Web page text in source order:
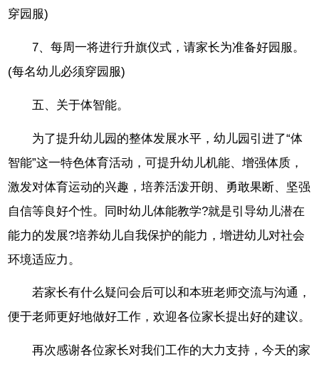
穿园服)
7、每周一将进行升旗仪式，请家长为准备好园服。
(每名幼儿必须穿园服)
五、关于体智能。
为了提升幼儿园的整体发展水平，幼儿园引进了“体
智能”这一特色体育活动，可提升幼儿机能、增强体质，
激发对体育运动的兴趣，培养活泼开朗、勇敢果断、坚强
自信等良好个性。同时幼儿体能教学?就是引导幼儿潜在
能力的发展?培养幼儿自我保护的能力，增进幼儿对社会
环境适应力。
若家长有什么疑问会后可以和本班老师交流与沟通，
便于老师更好地做好工作，欢迎各位家长提出好的建议。
再次感谢各位家长对我们工作的大力支持，今天的家